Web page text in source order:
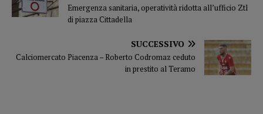
Emergenza sanitaria, operatività ridotta all’ufficio Ztl
di piazza Cittadella
SUCCESSIVO
Calciomercato Piacenza – Roberto Codromaz ceduto
in prestito al Teramo